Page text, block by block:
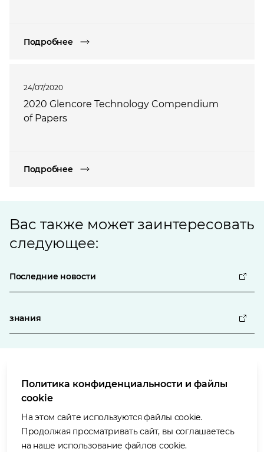
Подробнее
24/07/2020
2020 Glencore Technology Compendium
of Papers
Подробнее
Bас также может заинтересовать
следующее:
Последние новости
знания
Условия использования
Политика в отношении защиты персональных данных
Политика в отношении файлов «cookie»
Доступность
Политика конфиденциальности и файлы
cookie
На этом сайте используются файлы cookie.
Продолжая просматривать сайт, вы соглашаетесь
на наше использование файлов cookie.